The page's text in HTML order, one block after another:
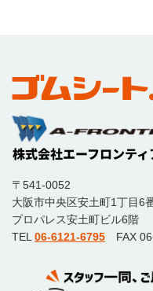
〒541-0052
大阪市中央区安土町1丁目6
プロパレス安土町ビル6階
TEL 06-6121-6795 FAX